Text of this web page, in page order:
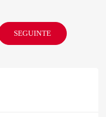
SEGUINTE